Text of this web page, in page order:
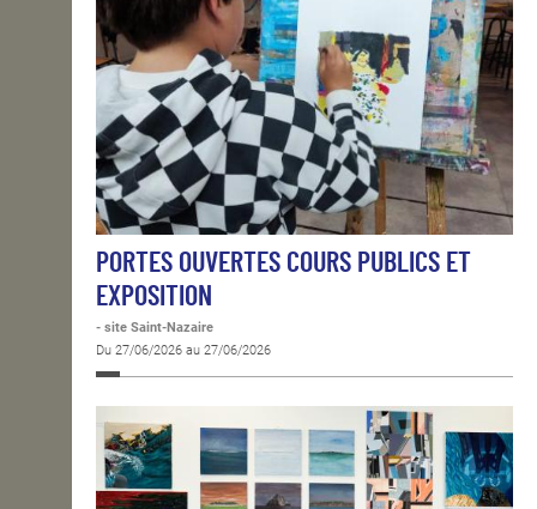
PORTES OUVERTES COURS PUBLICS ET
EXPOSITION
- site Saint-Nazaire
Du 27/06/2026 au 27/06/2026